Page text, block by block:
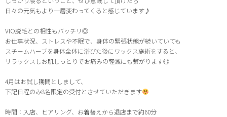
日々の元気もより一層変わってくると感じています♪
VIO脱毛との相性もバッチリ◎
お仕事状況、ストレスや不眠で、身体の緊張状態が続いていても
スチームハーブを身体全体に浴びた後にワックス施術をすると、
リラックスしお肌しっとりでお痛みの軽減にも繋がります◎
4月はお試し期間としまして、
下記日程のみ8名限定の受付とさせていただきます
時間：入店、ヒアリング、お着替えから退店まで約60分